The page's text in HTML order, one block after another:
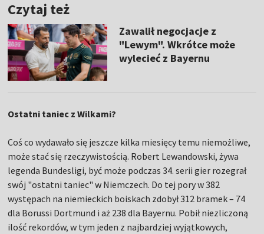
Czytaj też
Zawalił negocjacje z
"Lewym". Wkrótce może
wylecieć z Bayernu
Ostatni taniec z Wilkami?
Coś co wydawało się jeszcze kilka miesięcy temu niemożliwe,
może stać się rzeczywistością. Robert Lewandowski, żywa
legenda Bundesligi, być może podczas 34. serii gier rozegrał
swój "ostatni taniec" w Niemczech. Do tej pory w 382
występach na niemieckich boiskach zdobył 312 bramek – 74
dla Borussi Dortmund i aż 238 dla Bayernu. Pobił niezliczoną
ilość rekordów, w tym jeden z najbardziej wyjątkowych,